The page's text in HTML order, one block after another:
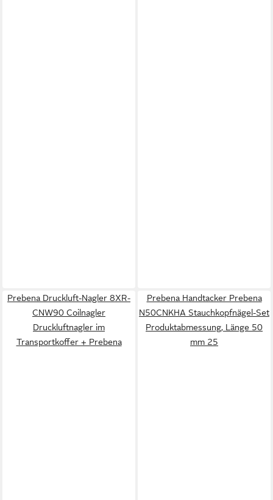
Prebena Druckluft-Nagler 8XR-
CNW90 Coilnagler
Druckluftnagler im
Transportkoffer + Prebena
Prebena Handtacker Prebena
N50CNKHA Stauchkopfnägel-Set
Produktabmessung, Länge 50
mm 25